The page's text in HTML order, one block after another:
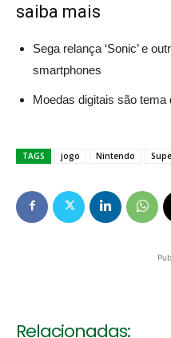
saiba mais
Sega relança ‘Sonic’ e
smartphones
Moedas digitais são
TAGS jogo Nintendo
Relacionadas: